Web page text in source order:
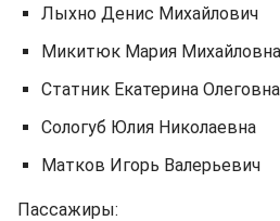
Лыхно Денис Михайлович
Микитюк Мария Михайловна
Статник Екатерина Олеговна
Сологуб Юлия Николаевна
Матков Игорь Валерьевич
Пассажиры: